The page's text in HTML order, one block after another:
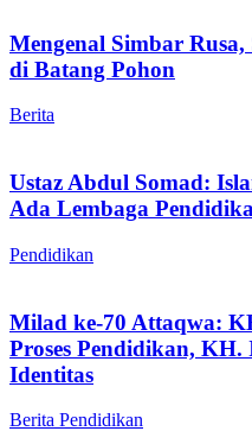
Mengenal Simbar
di Batang Pohon
Berita
Ustaz Abdul Somad:
Ada Lembaga
Pendidikan
Milad ke-70 Attaqwa:
Proses Pendidikan,
Identitas
Berita Pendidikan